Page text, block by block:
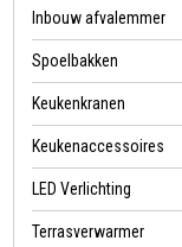
Inbouw afvalemmer
Spoelbakken
Keukenkranen
Keukenaccessoires
LED Verlichting
Terrasverwarmer